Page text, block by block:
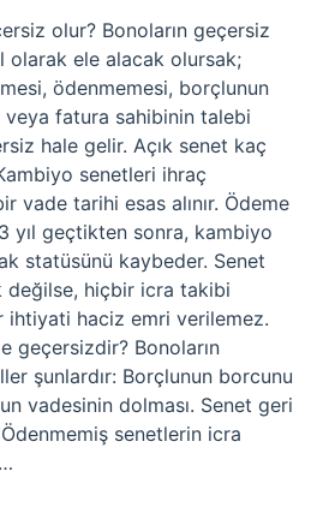
olur? Bonoların geçersiz
olarak ele alacak olursak;
ödenmemesi, borçlunun
veya fatura sahibinin talebi
hale gelir. Açık senet kaç
senetleri ihraç
vade tarihi esas alınır. Ödeme
yıl geçtikten sonra, kambiyo
statüsünü kaybeder. Senet
değilse, hiçbir icra takibi
ihtiyati haciz emri verilemez.
geçersizdir? Bonoların
şunlardır: Borçlunun borcunu
vadesinin dolması. Senet geri
senetlerin icra